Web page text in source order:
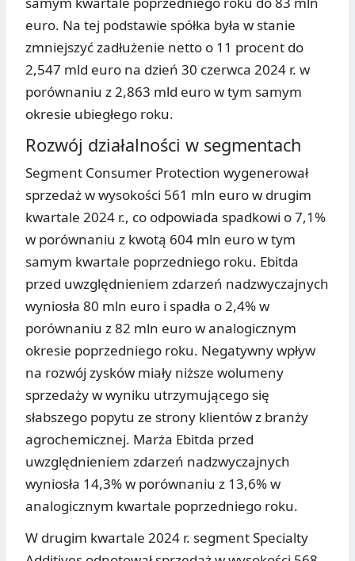
euro. Na tej podstawie spółka była w stanie
zmniejszyć zadłużenie netto o 11 procent do
2,547 mld euro na dzień 30 czerwca 2024 r. w
porównaniu z 2,863 mld euro w tym samym
okresie ubiegłego roku.
Rozwój działalności w segmentach
Segment Consumer Protection wygenerował
sprzedaż w wysokości 561 mln euro w drugim
kwartale 2024 r., co odpowiada spadkowi o 7,1%
w porównaniu z kwotą 604 mln euro w tym
samym kwartale poprzedniego roku. Ebitda
przed uwzględnieniem zdarzeń nadzwyczajnych
wyniosła 80 mln euro i spadła o 2,4% w
porównaniu z 82 mln euro w analogicznym
okresie poprzedniego roku. Negatywny wpływ
na rozwój zysków miały niższe wolumeny
sprzedaży w wyniku utrzymującego się
słabszego popytu ze strony klientów z branży
agrochemicznej. Marża Ebitda przed
uwzględnieniem zdarzeń nadzwyczajnych
wyniosła 14,3% w porównaniu z 13,6% w
analogicznym kwartale poprzedniego roku.
W drugim kwartale 2024 r. segment Specialty